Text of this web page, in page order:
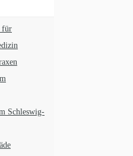
für
Schleswig-